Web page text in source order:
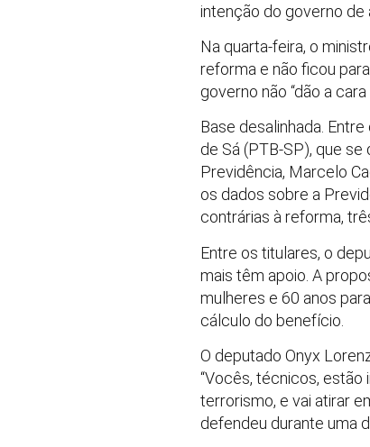
intenção do governo de
Na quarta-feira, o
reforma e não ficou
governo não “dão a cara
Base desalinhada.
de Sá (PTB-SP), que
Previdência, Marcelo
os dados sobre a
contrárias à reforma,
Entre os titulares, o
mais têm apoio. A
mulheres e 60 anos
cálculo do benefício.
O deputado Onyx
“Vocês, técnicos,
terrorismo, e vai atirar
defendeu durante uma